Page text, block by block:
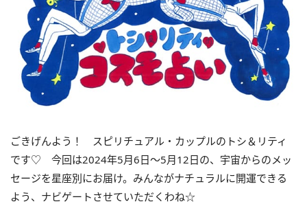
ごきげんよう！ スピリチュアル・カップルのトシ＆リティ
です♡ 今回は2024年5月6日〜5月12日の、宇宙からのメッ
セージを星座別にお届け。みんながナチュラルに開運できる
よう、ナビゲートさせていただくわね☆